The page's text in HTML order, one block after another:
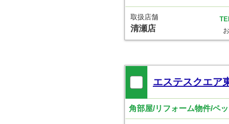
取扱店舗
清瀬店
エステスクエア
角部屋/リフォーム物件/ペ